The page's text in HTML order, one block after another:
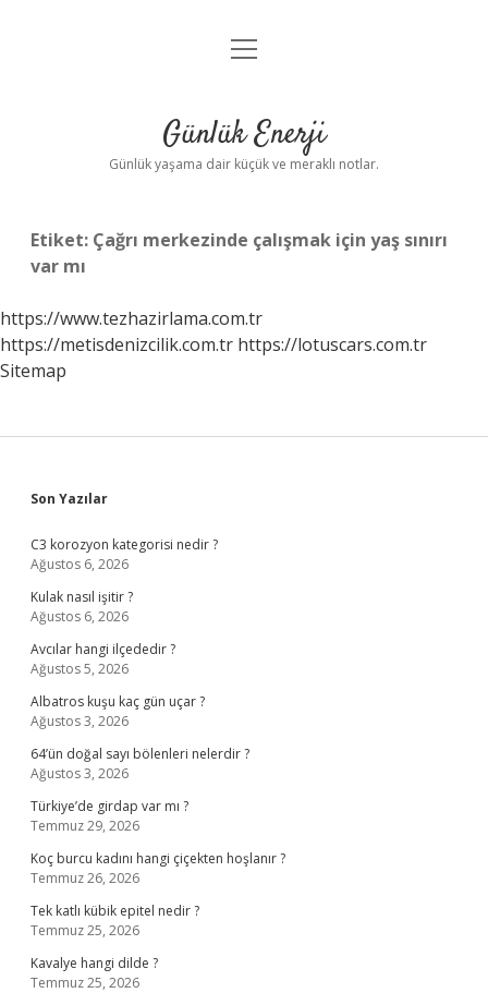
Anasayfa
Yasal Uyarı
menüyü
Günlük Enerji
Günlük yaşama dair küçük ve meraklı notlar.
Etiket: Çağrı merkezinde çalışmak için yaş sınırı
var mı
https://www.tezhazirlama.com.tr
https://metisdenizcilik.com.tr https://lotuscars.com.tr
Sitemap
Sidebar
Son Yazılar
C3 korozyon kategorisi nedir ?
Ağustos 6, 2026
Kulak nasıl işitir ?
Ağustos 6, 2026
Avcılar hangi ilçededir ?
Ağustos 5, 2026
Albatros kuşu kaç gün uçar ?
Ağustos 3, 2026
64’ün doğal sayı bölenleri nelerdir ?
Ağustos 3, 2026
Türkiye’de girdap var mı ?
Temmuz 29, 2026
Koç burcu kadını hangi çiçekten hoşlanır ?
Temmuz 26, 2026
Tek katlı kübik epitel nedir ?
Temmuz 25, 2026
Kavalye hangi dilde ?
Temmuz 25, 2026